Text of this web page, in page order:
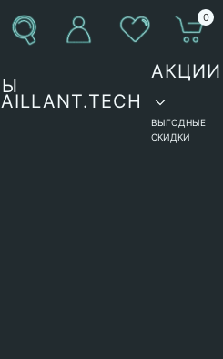
0
АКЦИИ
ВЫГОДНЫЕ
СКИДКИ